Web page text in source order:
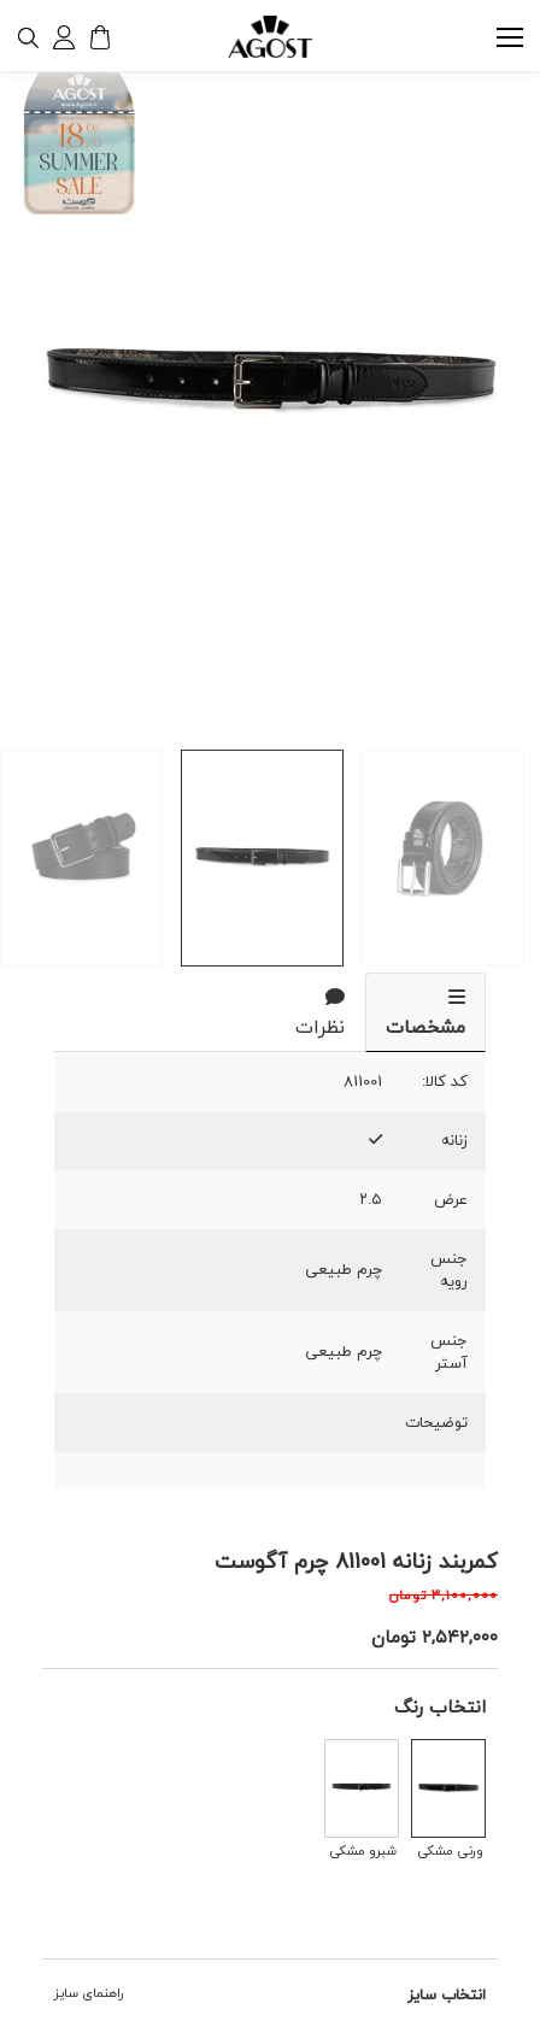
کمربند زنانه 811001 چرم‌ آگوست
۳,۱۰۰,۰۰۰ تومان
۲,۵۴۲,۰۰۰تومان
انتخاب رنگ
ورنی مشکی شبرو مشکی
انتخاب سایز راهنمای سایز
مشخصات نظرات
کد کالا: 811001
زنانه
عرض ۲.۵
جنس
رویه
چرم طبیعی
جنس
آستر
چرم طبیعی
توضیحات